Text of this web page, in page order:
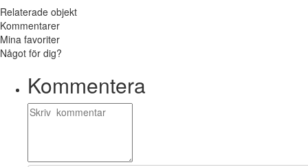
Relaterade objekt
Kommentarer
Mina favoriter
Något för dig?
Kommentera